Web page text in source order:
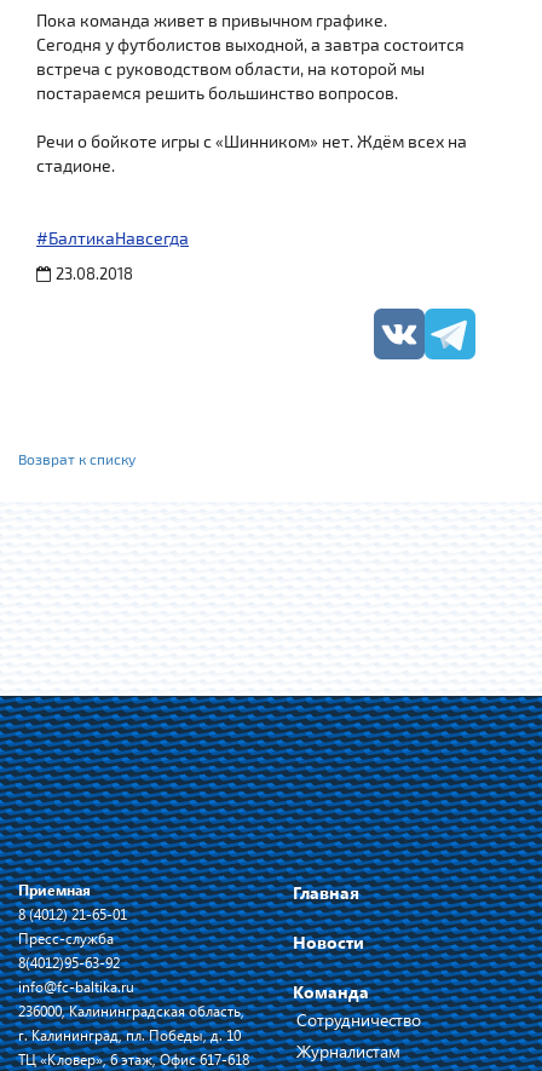
Пока команда живет в привычном графике.
Сегодня у футболистов выходной, а завтра состоится
встреча с руководством области, на которой мы
постараемся решить большинство вопросов.
Речи о бойкоте игры с «Шинником» нет. Ждём всех на
стадионе.
#БалтикаНавсегда
23.08.2018
Возврат к списку
Приемная
8 (4012) 21-65-01
Пресс-служба
8(4012)95-63-92
info@fc-baltika.ru
236000, Калининградская область,
г. Калининград, пл. Победы, д. 10
ТЦ «Кловер», 6 этаж, Офис 617-618
Главная
Новости
Команда
Сотрудничество
Журналистам